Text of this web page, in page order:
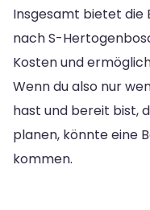
Insgesamt bietet die
nach S-
Kosten und
Wenn du also nur
hast und bereit bist,
planen, könnte eine
kommen.